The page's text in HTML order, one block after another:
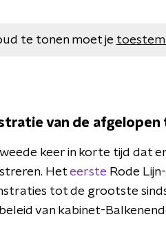
te tonen moet je
van de afgelopen
keer in korte tijd dat
Het eerste Rode
tot de grootste
van kabinet-